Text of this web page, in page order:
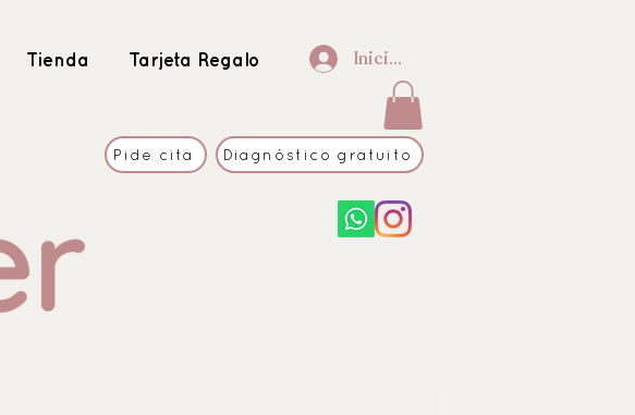
Tienda Tarjeta Regalo Iniciar sesión
Pide cita Diagnóstico gratuito